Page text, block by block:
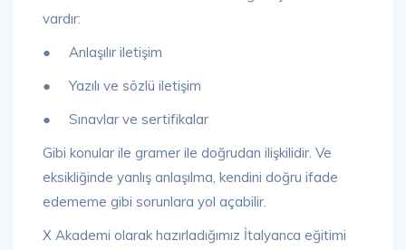
vardır:
● Anlaşılır iletişim
● Yazılı ve sözlü iletişim
● Sınavlar ve sertifikalar
Gibi konular ile gramer ile doğrudan ilişkilidir. Ve
eksikliğinde yanlış anlaşılma, kendini doğru ifade
edememe gibi sorunlara yol açabilir.
X Akademi olarak hazırladığımız İtalyanca eğitimi